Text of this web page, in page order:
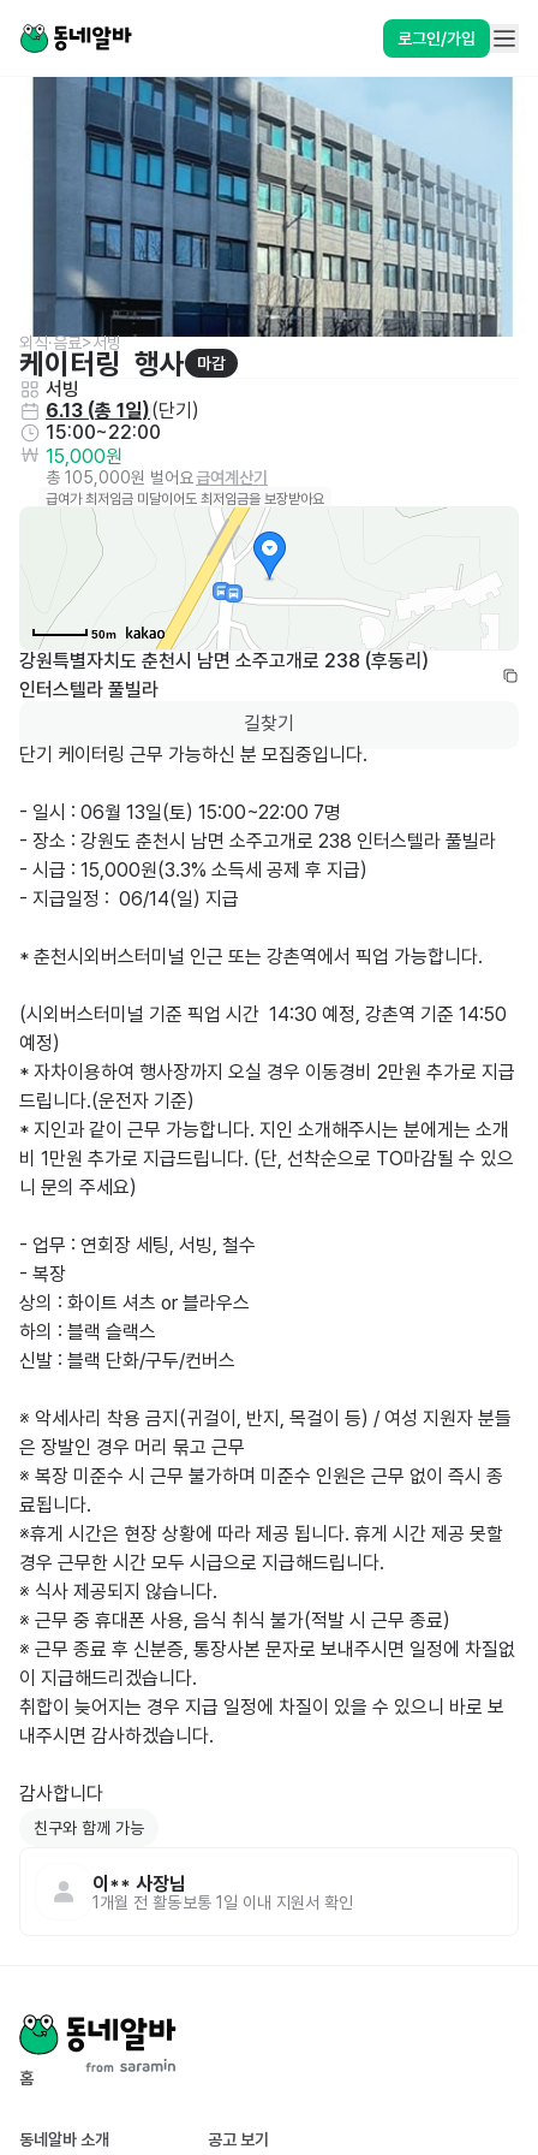
로그인/가입
외식·음료>서빙
케이터링  행사 마감
서빙
6.13 (총 1일)(단기 )
15:00~22:00
15,000원
총 105,000원 벌어요급여계산기
급여가 최저임금 미달이어도 최저임금을 보장받아요
50m
강원특별자치도 춘천시 남면 소주고개로 238 (후동리)
인터스텔라 풀빌라
길찾기
단기 케이터링 근무 가능하신 분 모집중입니다.
- 일시 : 06월 13일(토) 15:00~22:00 7명
- 장소 : 강원도 춘천시 남면 소주고개로 238 인터스텔라 풀빌라
- 시급 : 15,000원(3.3% 소득세 공제 후 지급)
- 지급일정 :  06/14(일) 지급
* 춘천시외버스터미널 인근 또는 강촌역에서 픽업 가능합니다.
(시외버스터미널 기준 픽업 시간  14:30 예정, 강촌역 기준 14:50
예정)
* 자차이용하여 행사장까지 오실 경우 이동경비 2만원 추가로 지급
드립니다.(운전자 기준)
* 지인과 같이 근무 가능합니다. 지인 소개해주시는 분에게는 소개
비 1만원 추가로 지급드립니다. (단, 선착순으로 TO마감될 수 있으
니 문의 주세요)
- 업무 : 연회장 세팅, 서빙, 철수
- 복장
상의 : 화이트 셔츠 or 블라우스
하의 : 블랙 슬랙스
신발 : 블랙 단화/구두/컨버스
※ 악세사리 착용 금지(귀걸이, 반지, 목걸이 등) / 여성 지원자 분들
은 장발인 경우 머리 묶고 근무
※ 복장 미준수 시 근무 불가하며 미준수 인원은 근무 없이 즉시 종
료됩니다.
※휴게 시간은 현장 상황에 따라 제공 됩니다. 휴게 시간 제공 못할
경우 근무한 시간 모두 시급으로 지급해드립니다.
※ 식사 제공되지 않습니다.
※ 근무 중 휴대폰 사용, 음식 취식 불가(적발 시 근무 종료)
※ 근무 종료 후 신분증, 통장사본 문자로 보내주시면 일정에 차질없
이 지급해드리겠습니다.
취합이 늦어지는 경우 지급 일정에 차질이 있을 수 있으니 바로 보
내주시면 감사하겠습니다.
감사합니다
친구와 함께 가능
이** 사장님
1개월 전 활동보통 1일 이내 지원서 확인
홈
동네알바 소개 공고 보기